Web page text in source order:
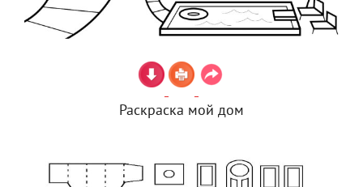
Раскраска мой дом